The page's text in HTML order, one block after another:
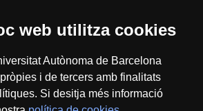
web utilitza cookies
Autònoma de Barcelona
i de tercers amb finalitats
Si desitja més informació
Mapa del web UAB
UAB - Creative Commons
- No Comercial (CC BY NC) -